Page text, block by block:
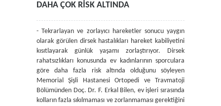
DAHA ÇOK RİSK ALTINDA
- Tekrarlayan ve zorlayıcı hareketler sonucu yaygın
olarak görülen dirsek hastalıkları hareket kabiliyetini
kısıtlayarak günlük yaşamı zorlaştırıyor. Dirsek
rahatsızlıkları konusunda ev kadınlarının sporculara
göre daha fazla risk altında olduğunu söyleyen
Memorial Şişli Hastanesi Ortopedi ve Travmatoji
Bölümünden Doç. Dr. F. Erkal Bilen, ev işleri sırasında
kolların fazla sıkılmaması ve zorlanmaması gerektiğini